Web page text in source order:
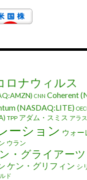
ロナウィルス
CNN Coherent
(NASDAQ:LITE)
TPP アダム・スミス アラ
ーション ウォー
ウラン
・グライアーツ
ケン・グリフィン シ
ド